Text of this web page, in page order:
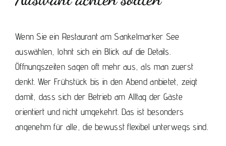
Wenn Sie ein Restaurant am Sankelmarker See
auswählen, lohnt sich ein Blick auf die Details.
Öffnungszeiten sagen oft mehr aus, als man zuerst
denkt. Wer Frühstück bis in den Abend anbietet, zeigt
damit, dass sich der Betrieb am Alltag der Gäste
orientiert und nicht umgekehrt. Das ist besonders
angenehm für alle, die bewusst flexibel unterwegs sind.